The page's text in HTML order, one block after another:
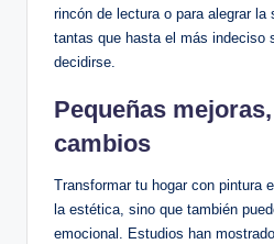
rincón de lectura o para alegrar
tantas que hasta el más indeciso
decidirse.
Pequeñas
cambios
Transformar tu hogar con pintura
la estética, sino que también
emocional. Estudios han